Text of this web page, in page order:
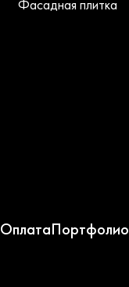
Фасадная плитка
ОплатаПортфолио